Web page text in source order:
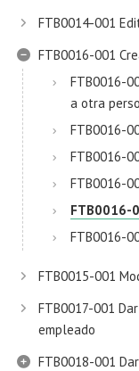
FTB0014-001
FTB0016-001
FTB0016-
a otra
FTB0016-
FTB0016-
FTB0016-
FTB0016-
FTB0016-
FTB0015-001
FTB0017-001
empleado
FTB0018-001